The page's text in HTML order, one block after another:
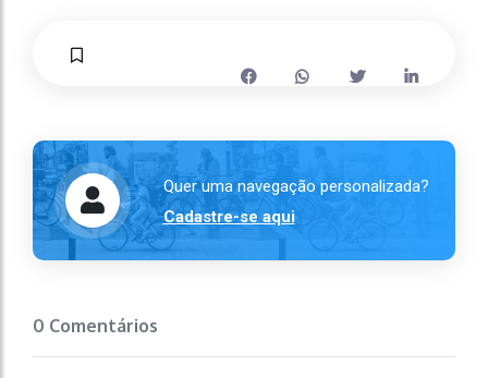
Quer uma navegação personalizada?
Cadastre-se aqui
0 Comentários